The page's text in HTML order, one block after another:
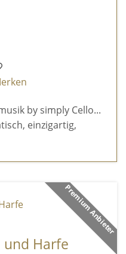
by simply Cello...
einzigartig,
Premium Anbieter
und Harfe